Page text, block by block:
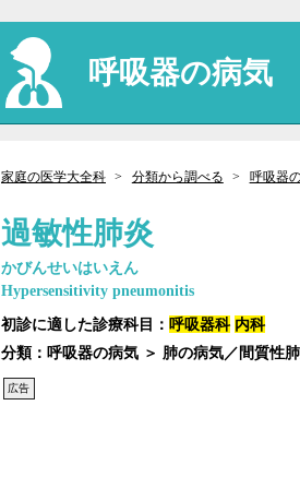
呼吸器の病気
家庭の医学大全科 分類から調べる 呼吸器
過敏性肺炎
かびんせいはいえん
Hypersensitivity pneumonitis
初診に適した診療科目： 呼吸器科 内科
分類：呼吸器の病気 ＞ 肺の病気／間質性
広告